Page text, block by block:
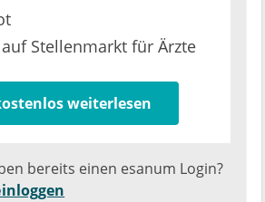
Stellenmarkt für Ärzte
weiterlesen
bereits einen esanum Login?